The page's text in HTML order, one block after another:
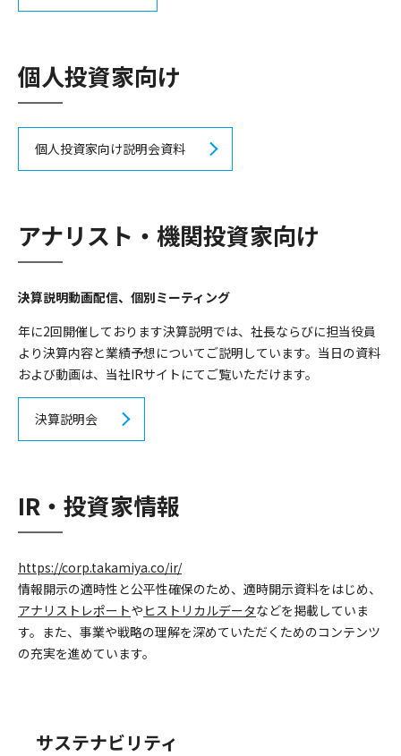
個人投資家向け
個人投資家向け説明会資料
アナリスト・機関投資家向け
決算説明動画配信、個別ミーティング
年に2回開催しております決算説明では、社長ならびに担当役員
より決算内容と業績予想についてご説明しています。当日の資料
および動画は、当社IRサイトにてご覧いただけます。
決算説明会
IR・投資家情報
https://corp.takamiya.co/ir/
情報開示の適時性と公平性確保のため、適時開示資料をはじめ、
アナリストレポートや ヒストリカルデータなどを掲載していま
す。また、事業や戦略の理解を深めていただくためのコンテンツ
の充実を進めています。
サステナビリティ